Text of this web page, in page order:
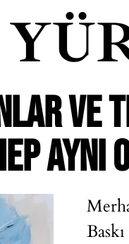
VE
AYNI